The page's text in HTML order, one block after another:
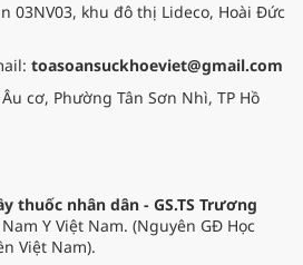
03NV03, khu đô thị Lideco, Hoài Đức
toasoansuckhoeviet@gmail.com
cơ, Phường Tân Sơn Nhì, TP Hồ
thuốc nhân dân - GS.TS Trương
Y Việt Nam. (Nguyên GĐ Học
Việt Nam).